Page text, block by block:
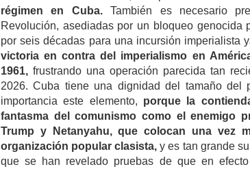
régimen en Cuba.También es necesario
Revolución, asediadas por un bloqueo genocida
por seis décadas para una incursión imperialista
victoria en contra del imperialismo en
1961, frustrando una operación parecida tan
2026. Cuba tiene una dignidad del tamaño
importancia este elemento, porque la
fantasma del comunismo como el enemigo
Trump y Netanyahu, que colocan una vez
organización popular clasista, y es tan grande
que se han revelado pruebas de que en